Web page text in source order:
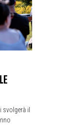
svolgerà il